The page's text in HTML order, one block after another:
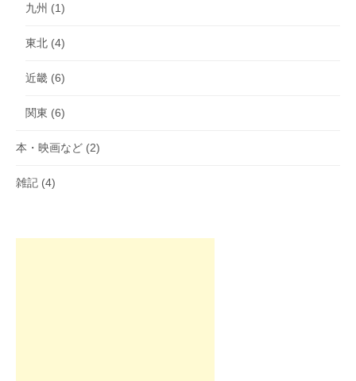
九州 (1)
東北 (4)
近畿 (6)
関東 (6)
本・映画など (2)
雑記 (4)